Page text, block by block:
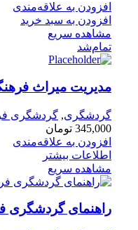
افزودن به علاقه‌مندی
افزودن به سبد خرید
مشاهده سریع
تمام‌شد
مدیریت میراث
گردشگری, گردشگری
345,000 تومان
افزودن به علاقه‌مندی
اطلاعات بیشتر
مشاهده سریع
راهنمای گردشگری